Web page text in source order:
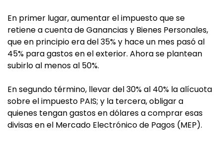
En primer lugar, aumentar el impuesto que se
retiene a cuenta de Ganancias y Bienes Personales,
que en principio era del 35% y hace un mes pasó al
45% para gastos en el exterior. Ahora se plantean
subirlo al menos al 50%.
En segundo término, llevar del 30% al 40% la alícuota
sobre el impuesto PAIS; y la tercera, obligar a
quienes tengan gastos en dólares a comprar esas
divisas en el Mercado Electrónico de Pagos (MEP).